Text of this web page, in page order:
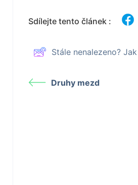
Sdílejte tento článek :
Stále nenalezeno?
Druhy mezd